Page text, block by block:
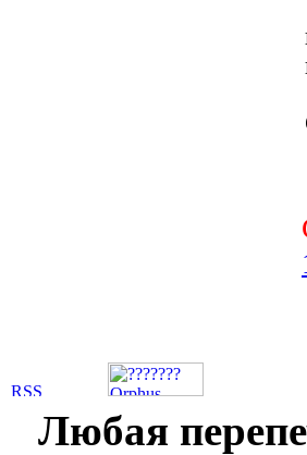
Любая